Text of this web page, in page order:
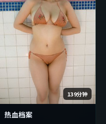
139分钟
热血档案